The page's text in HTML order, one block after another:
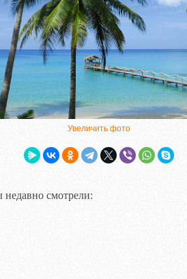
Увеличить фото
смотрели: